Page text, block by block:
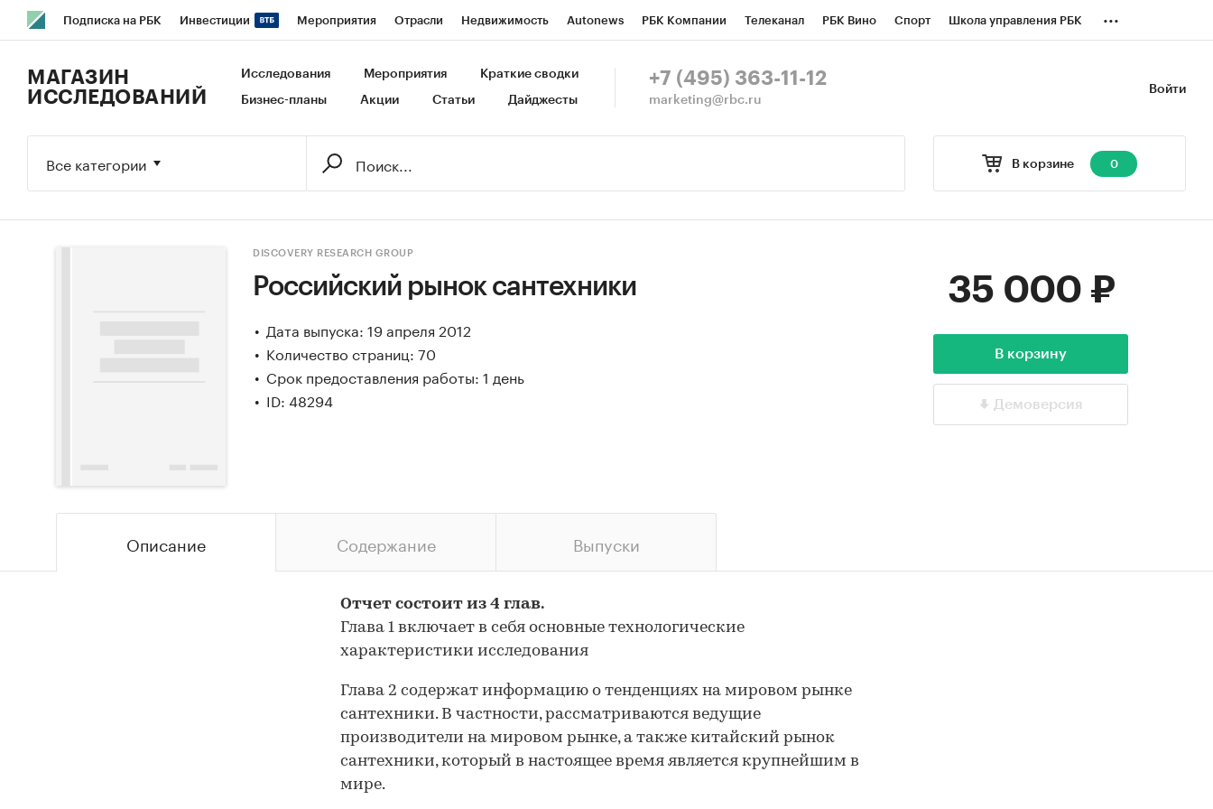
Подписка на РБК Инвестиции Мероприятия Отрасли Недвижимость Autonews РБК Компании Телеканал РБК Вино Спорт Школа управления РБК
Исследования Кредитные рейтинги Франшизы Газета Спецпроекты СПб Конференции СПб Спецпроекты
...
Войти
МАГАЗИН
ИССЛЕДОВАНИЙ
Исследования Мероприятия Краткие сводки
Бизнес-планы Акции Статьи Дайджесты
+7 (495) 363-11-12
marketing@rbc.ru
В корзине 0
Все категории
DISCOVERY RESEARCH GROUP
Российский рынок сантехники
Дата выпуска: 19 апреля 2012
Количество страниц: 70
Срок предоставления работы: 1 день
ID: 48294
35 000 ₽
В корзину
Демоверсия
Описание Содержание Выпуски
Отчет состоит из 4 глав.
Глава 1 включает в себя основные технологические
характеристики исследования
Глава 2 содержат информацию о тенденциях на мировом рынке
сантехники. В частности, рассматриваются ведущие
производители на мировом рынке, а также китайский рынок
сантехники, который в настоящее время является крупнейшим в
мире.